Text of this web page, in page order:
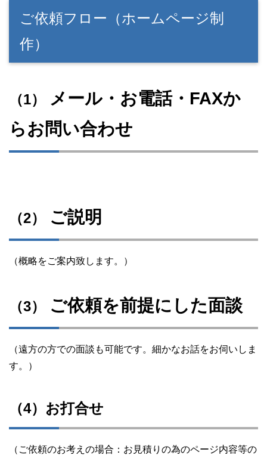
ご依頼フロー（ホームページ制
作）
（1）
メール・お電話・FAXか
らお問い合わせ
（2） ご説明
（概略をご案内致します。）
（3） ご依頼を前提にした面談
（遠方の方での面談も可能です。細かなお話をお伺いしま
す。）
（4）お打合せ
（ご依頼のお考えの場合：お見積りの為のページ内容等の